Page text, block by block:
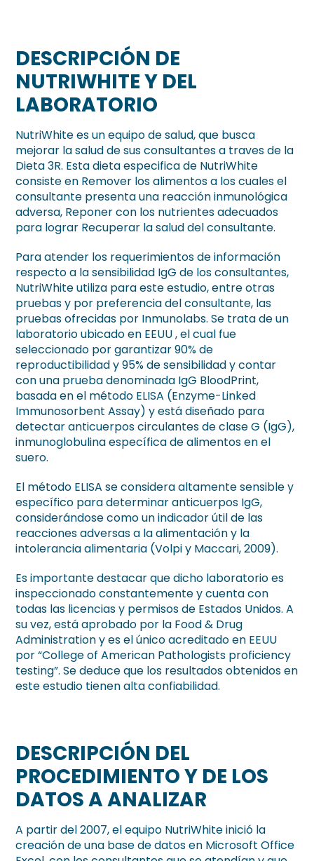
DESCRIPCIÓN DE
NUTRIWHITE Y DEL
LABORATORIO
NutriWhite es un equipo de salud, que busca
mejorar la salud de sus consultantes a traves de la
Dieta 3R. Esta dieta especifica de NutriWhite
consiste en Remover los alimentos a los cuales el
consultante presenta una reacción inmunológica
adversa, Reponer con los nutrientes adecuados
para lograr Recuperar la salud del consultante.
Para atender los requerimientos de información
respecto a la sensibilidad IgG de los consultantes,
NutriWhite utiliza para este estudio, entre otras
pruebas y por preferencia del consultante, las
pruebas ofrecidas por Inmunolabs. Se trata de un
laboratorio ubicado en EEUU , el cual fue
seleccionado por garantizar 90% de
reproductibilidad y 95% de sensibilidad y contar
con una prueba denominada IgG BloodPrint,
basada en el método ELISA (Enzyme-Linked
Immunosorbent Assay) y está diseñado para
detectar anticuerpos circulantes de clase G (IgG),
inmunoglobulina específica de alimentos en el
suero.
El método ELISA se considera altamente sensible y
específico para determinar anticuerpos IgG,
considerándose como un indicador útil de las
reacciones adversas a la alimentación y la
intolerancia alimentaria (Volpi y Maccari, 2009).
Es importante destacar que dicho laboratorio es
inspeccionado constantemente y cuenta con
todas las licencias y permisos de Estados Unidos. A
su vez, está aprobado por la Food & Drug
Administration y es el único acreditado en EEUU
por “College of American Pathologists proficiency
testing”. Se deduce que los resultados obtenidos en
este estudio tienen alta confiabilidad.
DESCRIPCIÓN DEL
PROCEDIMIENTO Y DE LOS
DATOS A ANALIZAR
A partir del 2007, el equipo NutriWhite inició la
creación de una base de datos en Microsoft Office